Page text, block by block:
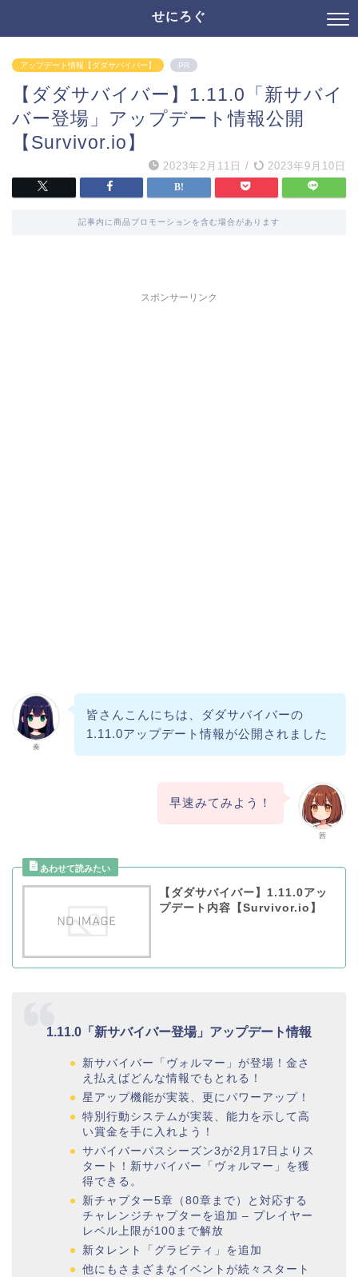
せにろぐ
アップデート情報【ダダサバイバー】 PR
【ダダサバイバー】1.11.0「新サバイ
バー登場」アップデート情報公開
【Survivor.io】
2023年2月11日 / 2023年9月10日
記事内に商品プロモーションを含む場合があります
スポンサーリンク
奏
皆さんこんにちは、ダダサバイバーの
1.11.0アップデート情報が公開されました
茜
早速みてみよう！
【ダダサバイバー】1.11.0アッ
プデート内容【Survivor.io】
1.11.0「新サバイバー登場」アップデート情報
新サバイバー「ヴォルマー」が登場！金さ
え払えばどんな情報でもとれる！
星アップ機能が実装、更にパワーアップ！
特別行動システムが実装、能力を示して高
い賞金を手に入れよう！
サバイバーパスシーズン3が2月17日よりス
タート！新サバイバー「ヴォルマー」を獲
得できる。
新チャプター5章（80章まで）と対応する
チャレンジチャプターを追加 – プレイヤー
レベル上限が100まで解放
新タレント「グラビティ」を追加
他にもさまざまなイベントが続々スタート